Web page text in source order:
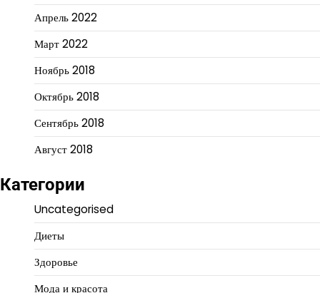
Апрель 2022
Март 2022
Ноябрь 2018
Октябрь 2018
Сентябрь 2018
Август 2018
Категории
Uncategorised
Диеты
Здоровье
Мода и красота